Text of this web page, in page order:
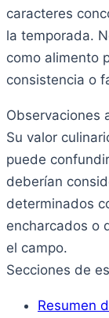
caracteres
la temporada.
como alimento
consistencia o
Observaciones
Su valor
puede
deberían
determinados
encharcados o
el campo.
Secciones de
Resumen